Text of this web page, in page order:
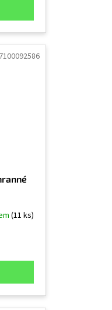
(11 ks)
7100092586